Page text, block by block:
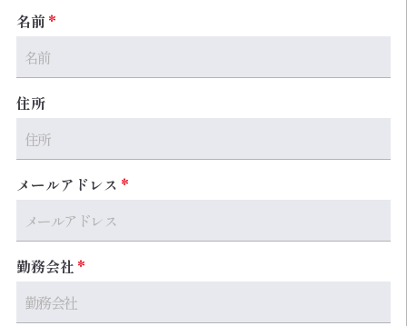
名前
住所
メールアドレス
勤務会社